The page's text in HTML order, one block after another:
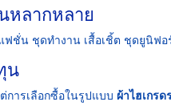
หลากหลาย
ฟชั่น ชุดทำงาน เสื้อเชิ้ต ชุดยูนิฟ
น
ารเลือกซื้อในรูปแบบ ผ้าไฮเกรด